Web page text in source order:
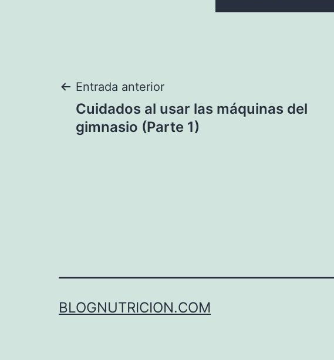
Navegación
de
Entrada anterior
Cuidados al usar las máquinas del
gimnasio (Parte 1)
BLOGNUTRICION.COM